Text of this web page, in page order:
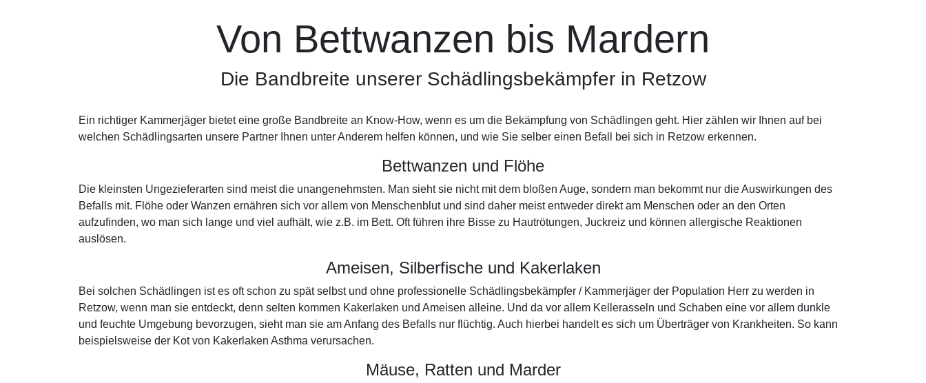
Von Bettwanzen bis Mardern
Die Bandbreite unserer Schädlingsbekämpfer in Retzow
Ein richtiger Kammerjäger bietet eine große Bandbreite an Know-How, wenn es um die Bekämpfung von Schädlingen geht. Hier zählen wir Ihnen auf bei
welchen Schädlingsarten unsere Partner Ihnen unter Anderem helfen können, und wie Sie selber einen Befall bei sich in Retzow erkennen.
Bettwanzen und Flöhe
Die kleinsten Ungezieferarten sind meist die unangenehmsten. Man sieht sie nicht mit dem bloßen Auge, sondern man bekommt nur die Auswirkungen des
Befalls mit. Flöhe oder Wanzen ernähren sich vor allem von Menschenblut und sind daher meist entweder direkt am Menschen oder an den Orten
aufzufinden, wo man sich lange und viel aufhält, wie z.B. im Bett. Oft führen ihre Bisse zu Hautrötungen, Juckreiz und können allergische Reaktionen
auslösen.
Ameisen, Silberfische und Kakerlaken
Bei solchen Schädlingen ist es oft schon zu spät selbst und ohne professionelle Schädlingsbekämpfer / Kammerjäger der Population Herr zu werden in
Retzow, wenn man sie entdeckt, denn selten kommen Kakerlaken und Ameisen alleine. Und da vor allem Kellerasseln und Schaben eine vor allem dunkle
und feuchte Umgebung bevorzugen, sieht man sie am Anfang des Befalls nur flüchtig. Auch hierbei handelt es sich um Überträger von Krankheiten. So kann
beispielsweise der Kot von Kakerlaken Asthma verursachen.
Mäuse, Ratten und Marder